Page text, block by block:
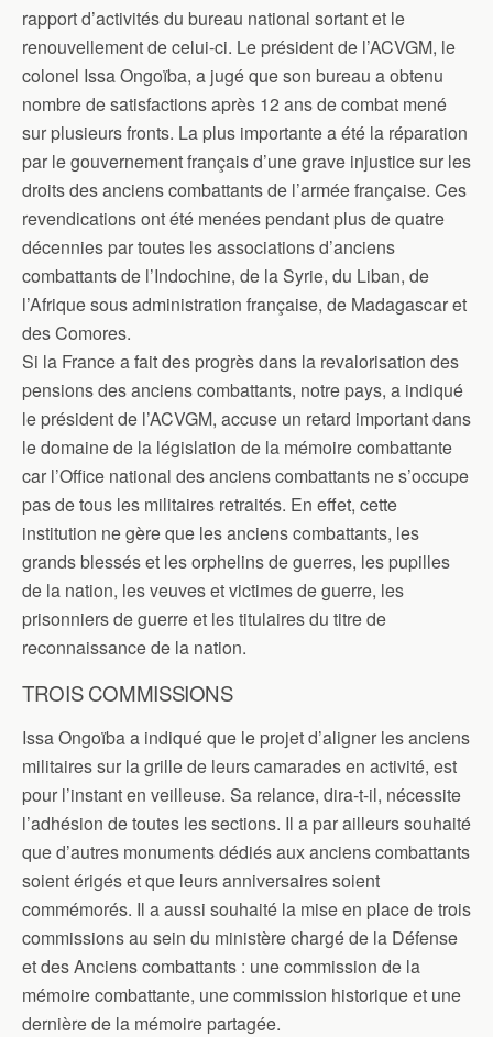
rapport d’activités du bureau national sortant et le
renouvellement de celui-ci. Le président de l’ACVGM, le
colonel Issa Ongoïba, a jugé que son bureau a obtenu
nombre de satisfactions après 12 ans de combat mené
sur plusieurs fronts. La plus importante a été la réparation
par le gouvernement français d’une grave injustice sur les
droits des anciens combattants de l’armée française. Ces
revendications ont été menées pendant plus de quatre
décennies par toutes les associations d’anciens
combattants de l’Indochine, de la Syrie, du Liban, de
l’Afrique sous administration française, de Madagascar et
des Comores.
Si la France a fait des progrès dans la revalorisation des
pensions des anciens combattants, notre pays, a indiqué
le président de l’ACVGM, accuse un retard important dans
le domaine de la législation de la mémoire combattante
car l’Office national des anciens combattants ne s’occupe
pas de tous les militaires retraités. En effet, cette
institution ne gère que les anciens combattants, les
grands blessés et les orphelins de guerres, les pupilles
de la nation, les veuves et victimes de guerre, les
prisonniers de guerre et les titulaires du titre de
reconnaissance de la nation.
TROIS COMMISSIONS
Issa Ongoïba a indiqué que le projet d’aligner les anciens
militaires sur la grille de leurs camarades en activité, est
pour l’instant en veilleuse. Sa relance, dira-t-il, nécessite
l’adhésion de toutes les sections. Il a par ailleurs souhaité
que d’autres monuments dédiés aux anciens combattants
soient érigés et que leurs anniversaires soient
commémorés. Il a aussi souhaité la mise en place de trois
commissions au sein du ministère chargé de la Défense
et des Anciens combattants : une commission de la
mémoire combattante, une commission historique et une
dernière de la mémoire partagée.